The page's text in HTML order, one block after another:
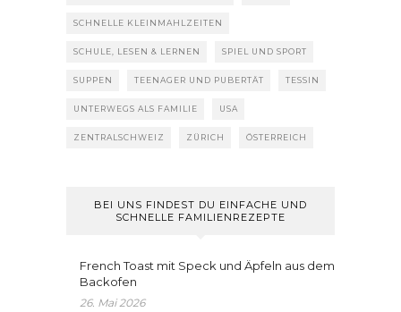
SCHNELLE KLEINMAHLZEITEN
SCHULE, LESEN & LERNEN SPIEL UND SPORT
SUPPEN TEENAGER UND PUBERTÄT TESSIN
UNTERWEGS ALS FAMILIE USA
ZENTRALSCHWEIZ ZÜRICH ÖSTERREICH
BEI UNS FINDEST DU EINFACHE UND
SCHNELLE FAMILIENREZEPTE
French Toast mit Speck und Äpfeln aus dem
Backofen
26. Mai 2026